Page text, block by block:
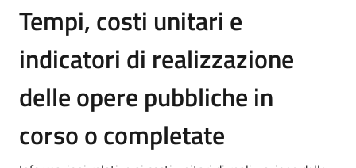
Tempi, costi unitari e
indicatori di realizzazione
delle opere pubbliche in
corso o completate